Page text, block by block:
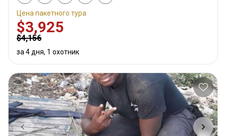
Цена пакетного тура
$3,925
$4,156
за 4 дня, 1 охотник